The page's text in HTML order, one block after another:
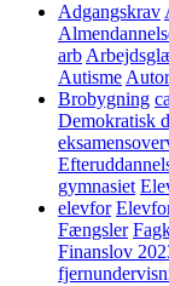
Adgangskrav
arb
Autisme
Brobygning
Demokratisk
gymnasiet
elevfor
Fængsler
Finanslov